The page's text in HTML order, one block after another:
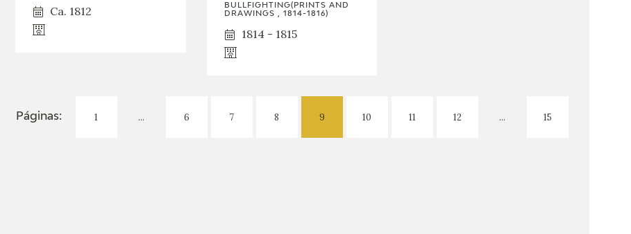
Ca. 1812
BULLFIGHTING(PRINTS AND
DRAWINGS , 1814-1816)
1814 - 1815
Páginas: 1 ... 6 7 8 9 10 11 12 ... 15